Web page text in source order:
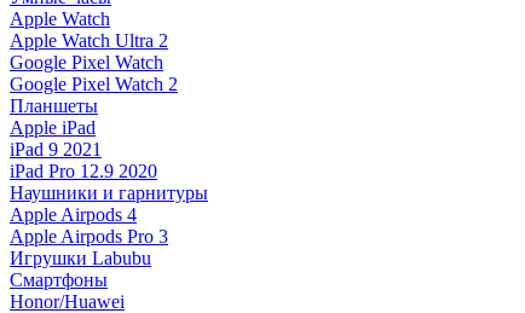
Apple Watch
Apple Watch Ultra 2
Google Pixel Watch
Google Pixel Watch 2
Планшеты
Apple iPad
iPad 9 2021
iPad Pro 12.9 2020
Наушники и гарнитуры
Apple Airpods 4
Apple Airpods Pro 3
Игрушки Labubu
Смартфоны
Honor/Huawei